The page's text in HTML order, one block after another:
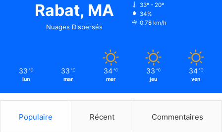
Rabat, MA
Nuages Dispersés
33º - 20º
34%
0.78 km/h
33 ℃
lun
33 ℃
mar
34 ℃
mer
33 ℃
jeu
34 ℃
ven
Populaire Récent Commentaires